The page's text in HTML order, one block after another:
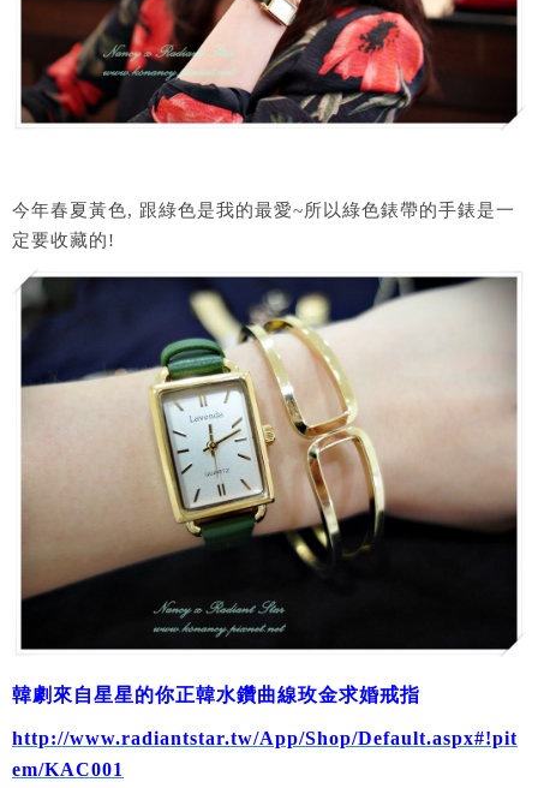
今年春夏黃色, 跟綠色是我的最愛~所以綠色錶帶的手錶是一
定要收藏的!
韓劇來自星星的你正韓水鑽曲線玫金求婚戒指
http://www.radiantstar.tw/App/Shop/Default.aspx#!pit
em/KAC001